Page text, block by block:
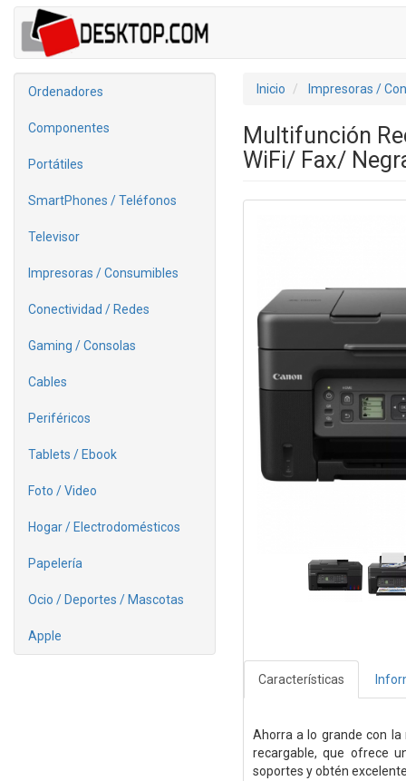
Ordenadores
Componentes
Portátiles
SmartPhones / Teléfonos
Televisor
Impresoras / Consumibles
Conectividad / Redes
Gaming / Consolas
Cables
Periféricos
Tablets / Ebook
Foto / Video
Hogar / Electrodomésticos
Papelería
Ocio / Deportes / Mascotas
Apple
Inicio Impresoras /
Multifunción
WiFi/ Fax/
Características
Ahorra a lo grande con
recargable, que ofrece
soportes y obtén